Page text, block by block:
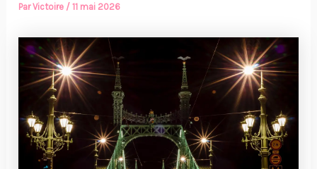
ParVictoire /11 mai 2026